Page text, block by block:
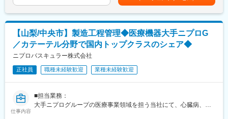
※組織体制：生産管理課（6名：正社員3名／派遣3名）
※取扱規模：取扱品目 約160品目／年間生産規模 約10億剤
■キャッチアップイメージ
1）入社～1・2ヶ月
・工場の製造工程、社内フロー、生産管理システムの全体像を理
解
・生産計画の立案・修正の流れをOJTで把握
・関係部署（本社生産管理部、製造、QC 等）との業務フローを
理解
【山梨/中央市】製造工程管理◆医療機器大手ニプロG
／カテーテル分野で国内トップクラスのシェア◆
ニプロバスキュラー株式会社
正社員 職種未経験歓迎 業種未経験歓迎
仕事内容
■担当業務：
大手ニプログループの医療事業領域を担う当社にて、心臓病、脳